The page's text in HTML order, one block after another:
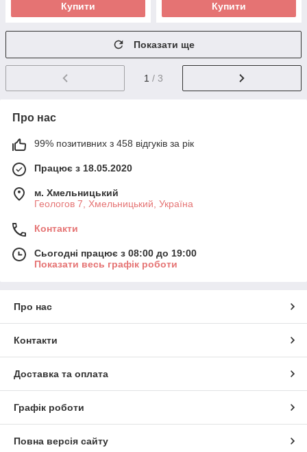
Купити Купити
Показати ще
1 / 3
Про нас
99% позитивних з 458 відгуків за рік
Працює з 18.05.2020
м. Хмельницький
Геологов 7, Хмельницький, Україна
Контакти
Сьогодні працює з 08:00 до 19:00
Показати весь графік роботи
Про нас
Контакти
Доставка та оплата
Графік роботи
Повна версія сайту